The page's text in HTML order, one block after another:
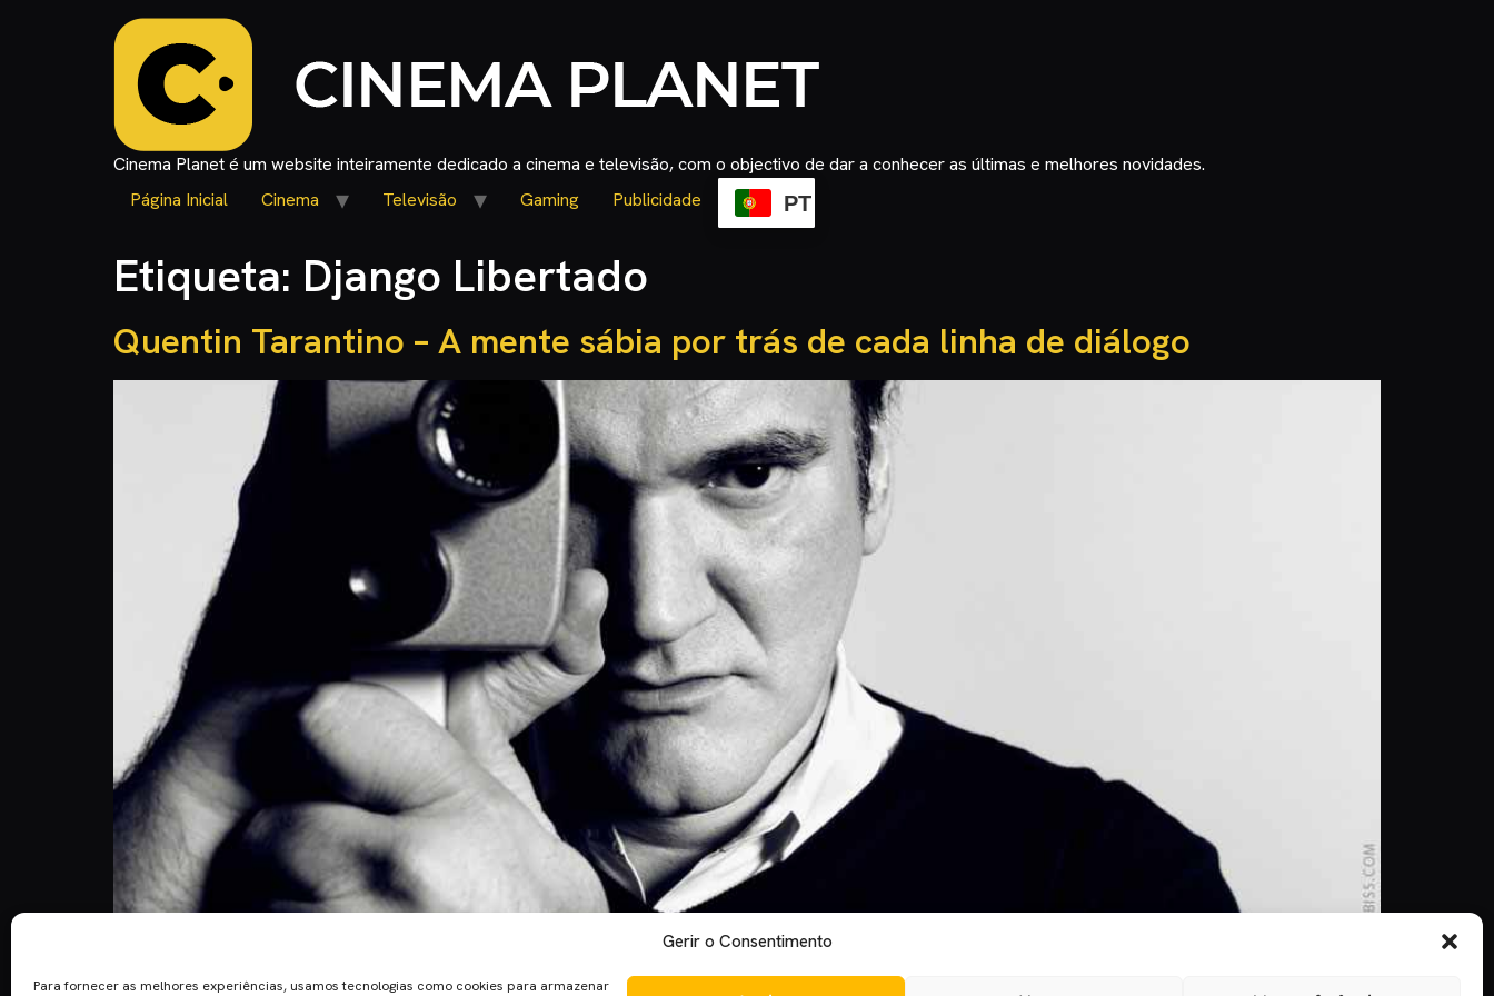
Gerir o Consentimento
Para fornecer as melhores experiências, usamos tecnologias como cookies para armazenar
Cinema Planet é um website inteiramente dedicado a cinema e televisão, com o objectivo de dar a conhecer as últimas e melhores novidades.
Página Inicial
Cinema Televisão Gaming Publicidade PT
Etiqueta: Django Libertado
Quentin Tarantino – A mente sábia por trás de cada linha de diálogo
Tarantino. Quando se fala em Tarantino a primeira coisa que vem à cabeça é sangue, muito sangue. Mas, aos mais atentos, é possível elencar um outro aspeto bem